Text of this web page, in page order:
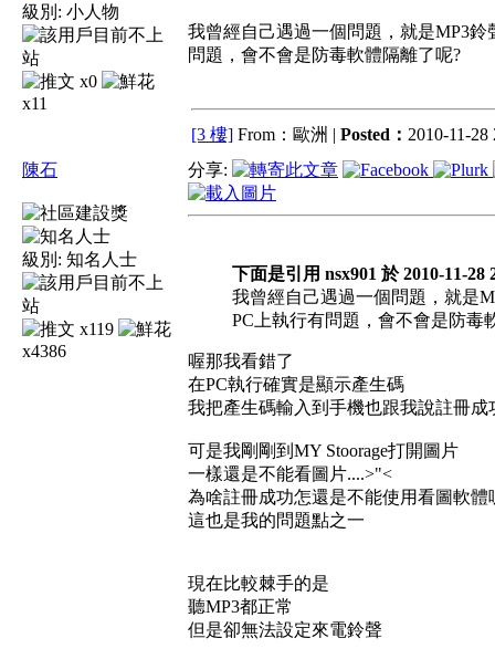
級別: 小人物
x0
x11
我曾經自己遇過一個問題，就是MP3
問題，會不會是防毒軟體隔離了呢?
[3 樓] From：歐洲 | Posted： 2010-11-28
陳石
級別: 知名人士
x119
x4386
分享:
下面是引用 nsx901 於 2010-11-28
我曾經自己遇過一個問題，就是
PC上執行有問題，會不會是防毒
喔那我看錯了
在PC執行確實是顯示產生碼
我把產生碼輸入到手機也跟我說註冊成
可是我剛剛到MY Stoorage打開圖片
一樣還是不能看圖片....>"<
為啥註冊成功怎還是不能使用看圖軟體
這也是我的問題點之一
現在比較棘手的是
聽MP3都正常
但是卻無法設定來電鈴聲